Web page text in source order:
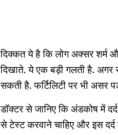
दिक्कत ये है कि लोग अक्सर शर्म
दिखाते. ये एक बड़ी गलती है.
सकती है. फर्टिलिटी पर भी असर
डॉक्टर से जानिए कि अंडकोष में
से टेस्ट करवाने चाहिए और इस